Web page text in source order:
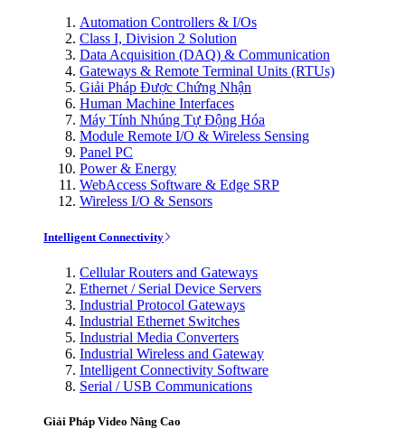
Automation Controllers & I/Os
Class I, Division 2 Solution
Data Acquisition (DAQ) & Communication
Gateways & Remote Terminal Units (RTUs)
Giải Pháp Được Chứng Nhận
Human Machine Interfaces
Máy Tính Nhúng Tự Động Hóa
Module Remote I/O & Wireless Sensing
Panel PC
Power & Energy
WebAccess Software & Edge SRP
Wireless I/O & Sensors
Intelligent Connectivity
Cellular Routers and Gateways
Ethernet / Serial Device Servers
Industrial Protocol Gateways
Industrial Ethernet Switches
Industrial Media Converters
Industrial Wireless and Gateway
Intelligent Connectivity Software
Serial / USB Communications
Giải Pháp Video Nâng Cao